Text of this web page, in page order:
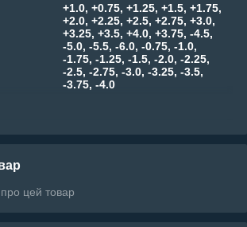
+1.0, +0.75, +1.25, +1.5, +1.75,
+2.0, +2.25, +2.5, +2.75, +3.0,
+3.25, +3.5, +4.0, +3.75, -4.5,
-5.0, -5.5, -6.0, -0.75, -1.0,
-1.75, -1.25, -1.5, -2.0, -2.25,
-2.5, -2.75, -3.0, -3.25, -3.5,
-3.75, -4.0
цей товар